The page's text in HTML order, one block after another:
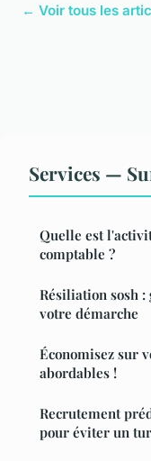
← Voir tous les
Services —
Quelle est
comptable ?
Résiliation sosh
votre démarche
Économisez sur
abordables !
Recrutement
pour éviter un